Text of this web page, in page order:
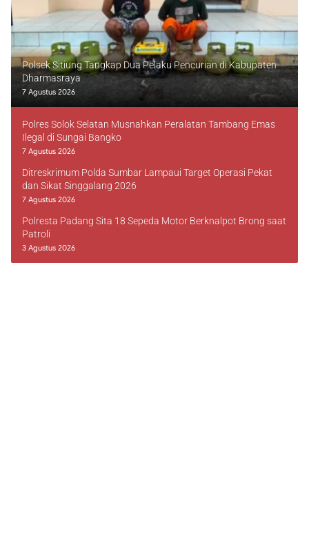
Polsek Sitiung Tangkap Dua Pelaku Pencurian di Kabupaten
Dharmasraya
7 Agustus 2026
Polres Solok Selatan Musnahkan Peralatan Tambang Emas
Ilegal di Sungai Bangko
7 Agustus 2026
Ditreskrimum Polda Sumbar Lampaui Target Operasi Pekat
dan Sikat Singgalang 2026
7 Agustus 2026
Polresta Padang Sita 18 Sepeda Motor Berknalpot Brong saat
Patroli
3 Agustus 2026